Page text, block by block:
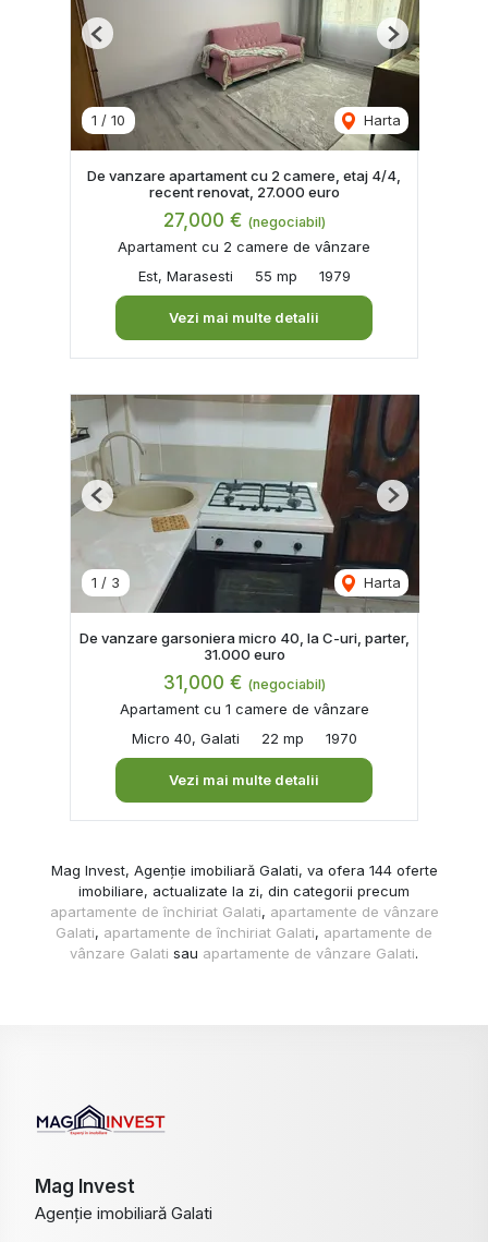
1 / 10 Harta
Previous Next
De vanzare apartament cu 2 camere, etaj 4/4,
recent renovat, 27.000 euro
27,000 € (negociabil)
Apartament cu 2 camere de vânzare
Est, Marasesti
55 mp 1979
Vezi mai multe detalii
1 / 3 Harta
Previous Next
De vanzare garsoniera micro 40, la C-uri, parter,
31.000 euro
31,000 € (negociabil)
Apartament cu 1 camere de vânzare
Micro 40, Galati
22 mp 1970
Vezi mai multe detalii
Mag Invest, Agenție imobiliară Galati, va ofera 144 oferte
imobiliare, actualizate la zi, din categorii precum
apartamente de închiriat Galati, apartamente de vânzare
Galati, apartamente de închiriat Galati, apartamente de
vânzare Galati sau apartamente de vânzare Galati.
Mag Invest
Agenție imobiliară Galati